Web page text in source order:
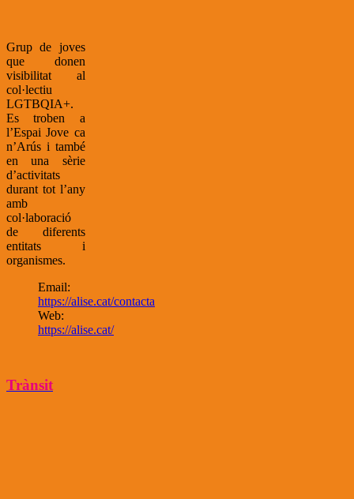
Grup de joves
que donen
visibilitat al
col·lectiu
LGTBQIA+.
Es troben a
l’Espai Jove ca
n’Arús i també
en una sèrie
d’activitats
durant tot l’any
amb
col·laboració
de diferents
entitats i
organismes.
Email:
https://alise.cat/contacta
Web:
https://alise.cat/
Trànsit